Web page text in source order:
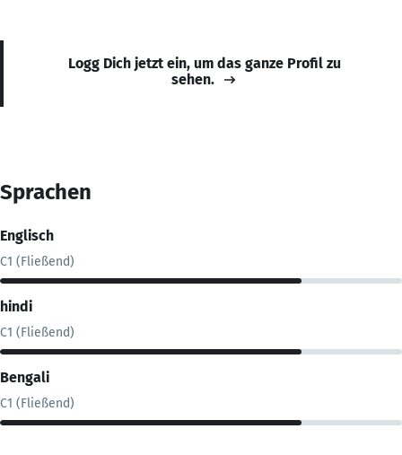
Logg Dich jetzt ein, um das ganze Profil zu
sehen.
Sprachen
Englisch
C1 (Fließend)
hindi
C1 (Fließend)
Bengali
C1 (Fließend)